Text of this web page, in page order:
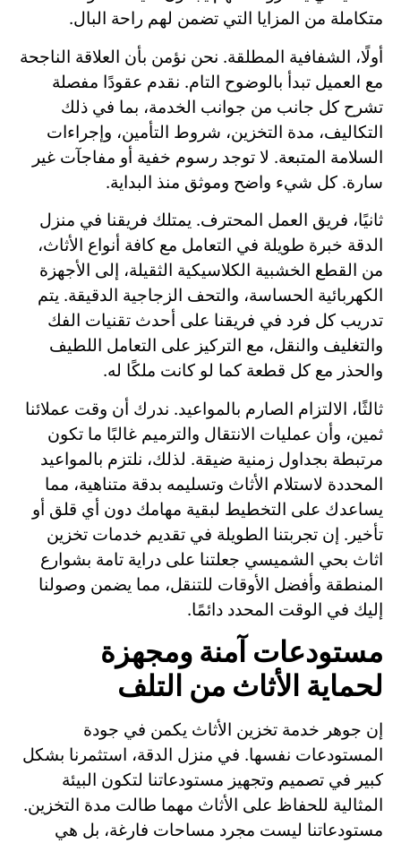
متكاملة من المزايا التي تضمن لهم راحة البال.
أولًا، الشفافية المطلقة. نحن نؤمن بأن العلاقة الناجحة
مع العميل تبدأ بالوضوح التام. نقدم عقودًا مفصلة
تشرح كل جانب من جوانب الخدمة، بما في ذلك
التكاليف، مدة التخزين، شروط التأمين، وإجراءات
السلامة المتبعة. لا توجد رسوم خفية أو مفاجآت غير
سارة. كل شيء واضح وموثق منذ البداية.
ثانيًا، فريق العمل المحترف. يمتلك فريقنا في منزل
الدقة خبرة طويلة في التعامل مع كافة أنواع الأثاث،
من القطع الخشبية الكلاسيكية الثقيلة، إلى الأجهزة
الكهربائية الحساسة، والتحف الزجاجية الدقيقة. يتم
تدريب كل فرد في فريقنا على أحدث تقنيات الفك
والتغليف والنقل، مع التركيز على التعامل اللطيف
والحذر مع كل قطعة كما لو كانت ملكًا له.
ثالثًا، الالتزام الصارم بالمواعيد. ندرك أن وقت عملائنا
ثمين، وأن عمليات الانتقال والترميم غالبًا ما تكون
مرتبطة بجداول زمنية ضيقة. لذلك، نلتزم بالمواعيد
المحددة لاستلام الأثاث وتسليمه بدقة متناهية، مما
يساعدك على التخطيط لبقية مهامك دون أي قلق أو
تأخير. إن تجربتنا الطويلة في تقديم خدمات تخزين
اثاث بحي الشميسي جعلتنا على دراية تامة بشوارع
المنطقة وأفضل الأوقات للتنقل، مما يضمن وصولنا
إليك في الوقت المحدد دائمًا.
مستودعات آمنة ومجهزة
لحماية الأثاث من التلف
إن جوهر خدمة تخزين الأثاث يكمن في جودة
المستودعات نفسها. في منزل الدقة، استثمرنا بشكل
كبير في تصميم وتجهيز مستودعاتنا لتكون البيئة
المثالية للحفاظ على الأثاث مهما طالت مدة التخزين.
مستودعاتنا ليست مجرد مساحات فارغة، بل هي